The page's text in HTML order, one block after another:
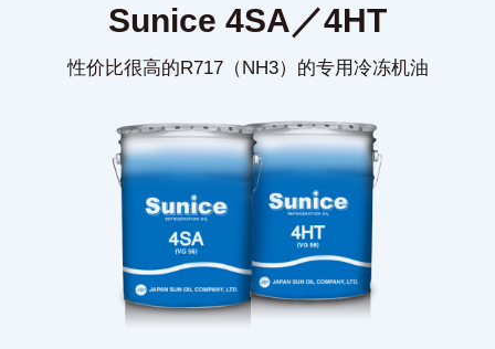
Sunice 4SA／4HT
性价比很高的R717（NH3）的专用冷冻机油